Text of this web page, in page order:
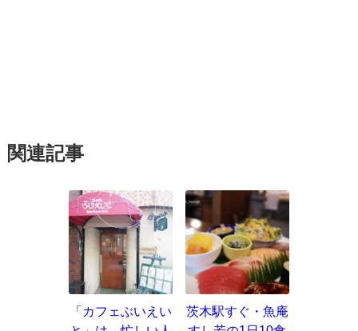
関連記事
「カフェぶいえい
茨木駅すぐ・魚庵